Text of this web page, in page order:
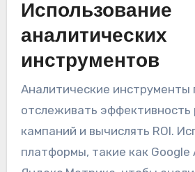
Использование
аналитических
инструментов
Аналитические инструменты
отслеживать эффективность
кампаний и вычислять ROI.
платформы, такие как Google